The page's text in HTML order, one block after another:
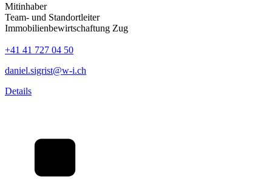
Mitinhaber
Team- und Standortleiter
Immobilienbewirtschaftung Zug
+41 41 727 04 50
daniel.sigrist@w-i.ch
Details